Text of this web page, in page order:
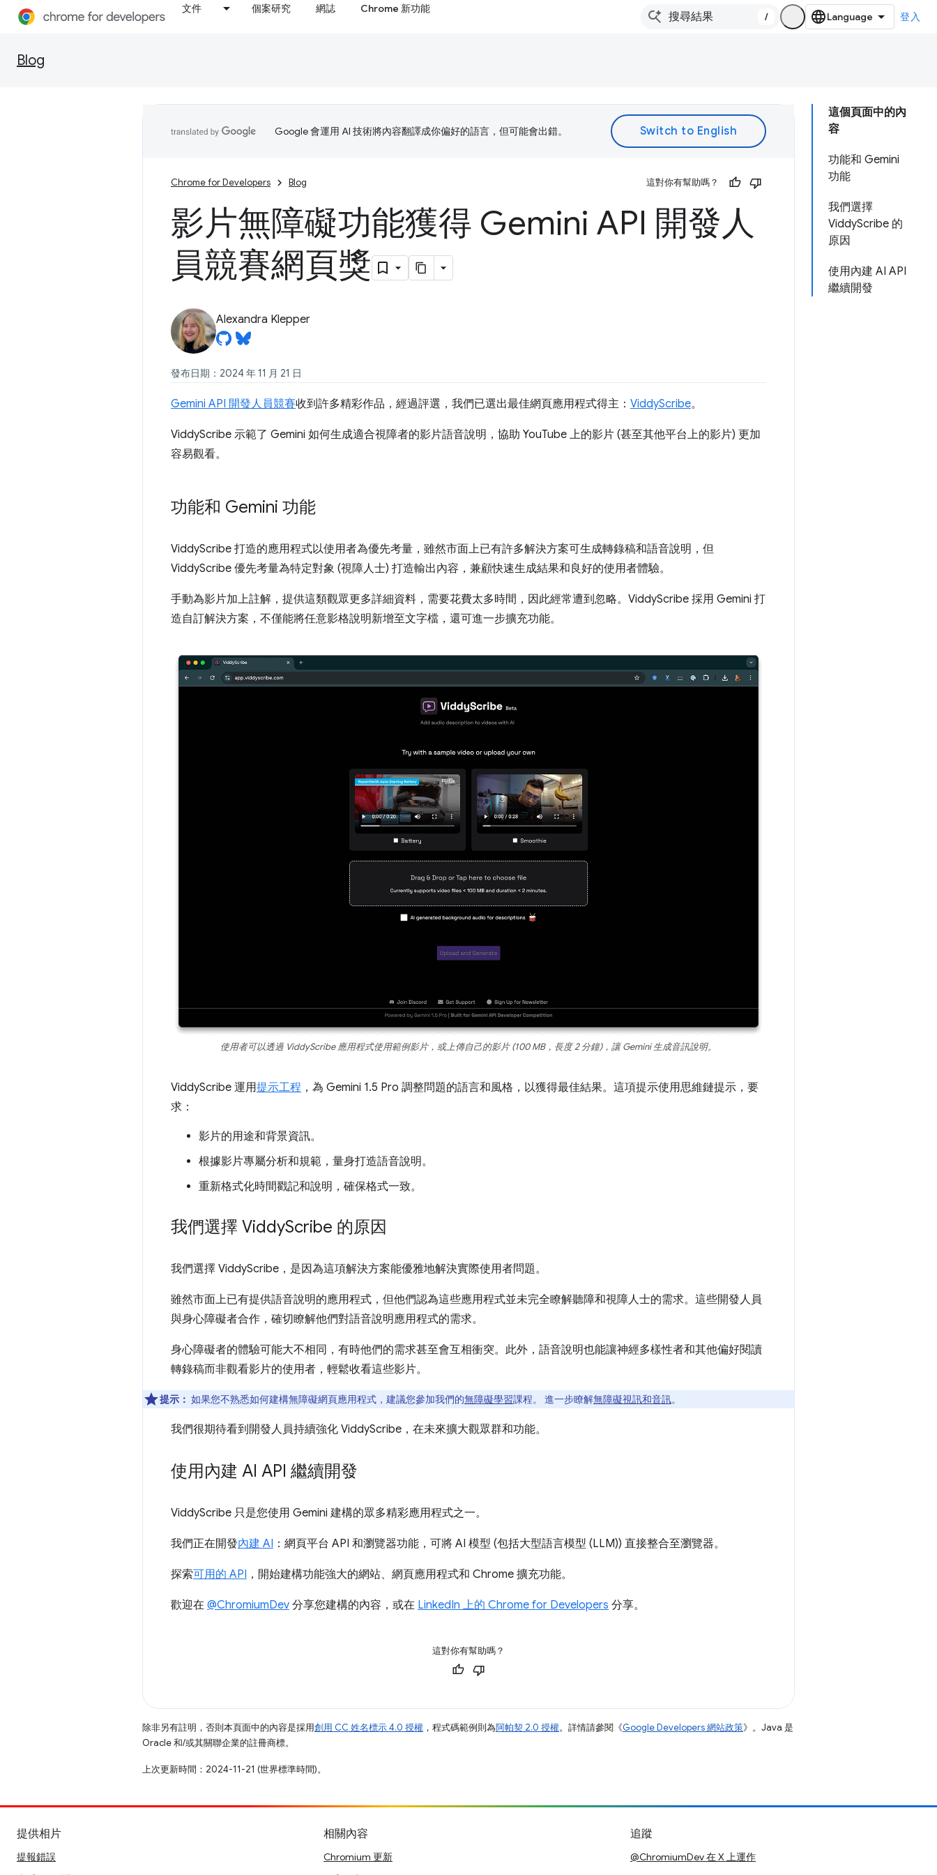
文件 個案研究 網誌 Chrome 新功能
/ 登入
Blog
這個頁面中的內
容
功能和 Gemini
功能
我們選擇
ViddyScribe 的
原因
使用內建 AI API
繼續開發
Google 會運用 AI 技術將內容翻譯成你偏好的語言，但可能會出錯。
Chrome for Developers Blog 這對你有幫助嗎？
影片無障礙功能獲得 Gemini API 開發人
員競賽網頁獎
Alexandra Klepper
發布日期：2024 年 11 月 21 日
Gemini API 開發人員競賽收到許多精彩作品，經過評選，我們已選出最佳網頁應用程式得主： ViddyScribe。
ViddyScribe 示範了 Gemini 如何生成適合視障者的影片語音說明，協助 YouTube 上的影片 (甚至其他平台上的影片) 更加
容易觀看。
功能和 Gemini 功能
ViddyScribe 打造的應用程式以使用者為優先考量，雖然市面上已有許多解決方案可生成轉錄稿和語音說明，但
ViddyScribe 優先考量為特定對象 (視障人士) 打造輸出內容，兼顧快速生成結果和良好的使用者體驗。
手動為影片加上註解，提供這類觀眾更多詳細資料，需要花費太多時間，因此經常遭到忽略。ViddyScribe 採用 Gemini 打
造自訂解決方案，不僅能將任意影格說明新增至文字檔，還可進一步擴充功能。
使用者可以透過 ViddyScribe 應用程式使用範例影片，或上傳自己的影片 (100 MB，長度 2 分鐘)，讓 Gemini 生成音訊說明。
ViddyScribe 運用提示工程 ，為 Gemini 1.5 Pro 調整問題的語言和風格，以獲得最佳結果。這項提示使用思維鏈提示，要
求：
影片的用途和背景資訊。
根據影片專屬分析和規範，量身打造語音說明。
重新格式化時間戳記和說明，確保格式一致。
我們選擇 ViddyScribe 的原因
我們選擇 ViddyScribe，是因為這項解決方案能優雅地解決實際使用者問題。
雖然市面上已有提供語音說明的應用程式，但他們認為這些應用程式並未完全瞭解聽障和視障人士的需求。這些開發人員
與身心障礙者合作，確切瞭解他們對語音說明應用程式的需求。
身心障礙者的體驗可能大不相同，有時他們的需求甚至會互相衝突。此外，語音說明也能讓神經多樣性者和其他偏好閱讀
轉錄稿而非觀看影片的使用者，輕鬆收看這些影片。
提示： 如果您不熟悉如何建構無障礙網頁應用程式，建議您參加我們的無障礙學習課程。 進一步瞭解無障礙視訊和音訊。
我們很期待看到開發人員持續強化 ViddyScribe，在未來擴大觀眾群和功能。
使用內建 AI API 繼續開發
ViddyScribe 只是您使用 Gemini 建構的眾多精彩應用程式之一。
我們正在開發內建 AI ：網頁平台 API 和瀏覽器功能，可將 AI 模型 (包括大型語言模型 (LLM)) 直接整合至瀏覽器。
探索可用的 API ，開始建構功能強大的網站、網頁應用程式和 Chrome 擴充功能。
歡迎在 @ChromiumDev 分享您建構的內容，或在 LinkedIn 上的 Chrome for Developers 分享。
這對你有幫助嗎？
除非另有註明，否則本頁面中的內容是採用創用 CC 姓名標示 4.0 授權 ，程式碼範例則為阿帕契 2.0 授權。詳情請參閱《Google Developers 網站政策》。Java 是
Oracle 和/或其關聯企業的註冊商標。
上次更新時間：2024-11-21 (世界標準時間)。
提供相片
提報錯誤
相關內容
Chromium 更新
追蹤
@ChromiumDev 在 X 上運作